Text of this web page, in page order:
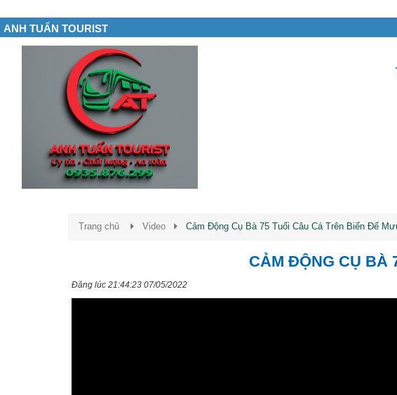
ANH TUẤN TOURIST
Trang chủ Video Cảm Động Cụ Bà 75 Tuổi Câu Cá Trên Biển Để
CẢM ĐỘNG CỤ BÀ
Đăng lúc 21:44:23 07/05/2022